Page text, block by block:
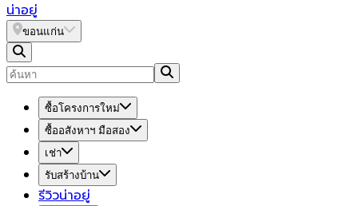
น่าอยู่
ขอนแก่น
ซื้อโครงการใหม่
ซื้ออสังหาฯ มือสอง
เช่า
รับสร้างบ้าน
รีวิวน่าอยู่